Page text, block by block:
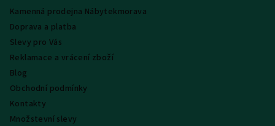
s
Kamenná prodejna Nábytekmorava
Doprava a platba
Slevy pro Vás
Reklamace a vrácení zboží
Blog
Obchodní podmínky
Kontakty
Množstevní slevy